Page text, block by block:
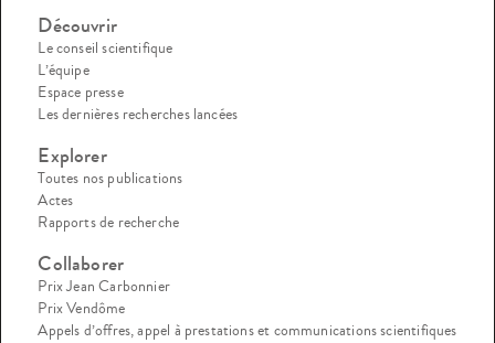
Découvrir
Le conseil scientifique
L’équipe
Espace presse
Les dernières recherches lancées
Explorer
Toutes nos publications
Actes
Rapports de recherche
Collaborer
Prix Jean Carbonnier
Prix Vendôme
Appels d’offres, appel à prestations et communications scientifiques